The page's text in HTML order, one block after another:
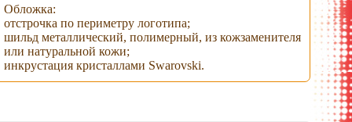
Обложка:
отстрочка по периметру логотипа;
шильд металлический, полимерный, из кожзаменителя
или натуральной кожи;
инкрустация кристаллами Swarovski.